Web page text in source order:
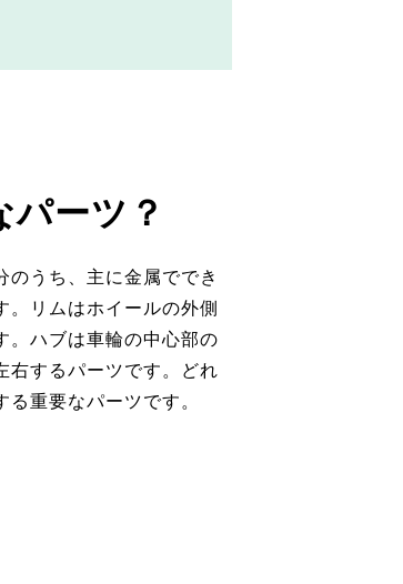
ーツ？
のうち、主に金属ででき
。リムはホイールの外側
。ハブは車輪の中心部の
右するパーツです。どれ
重要なパーツです。